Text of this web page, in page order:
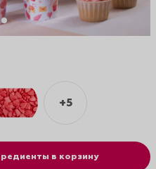
+5
в корзину